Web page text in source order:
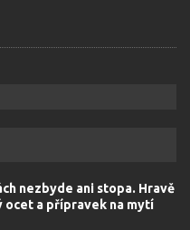
nezbyde ani stopa. Hravě
ocet a přípravek na mytí